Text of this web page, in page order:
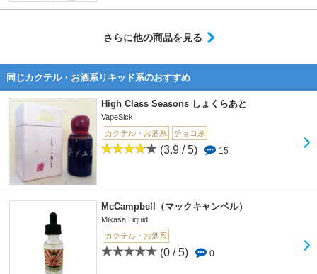
さらに他の商品を見る
同じカクテル・お酒系リキッド系のおすすめ
High Class Seasons しょくらあと
VapeSick
カクテル・お酒系
チョコ系
(3.9 / 5) 15
McCampbell（マックキャンベル）
Mikasa Liquid
カクテル・お酒系
(0 / 5) 0